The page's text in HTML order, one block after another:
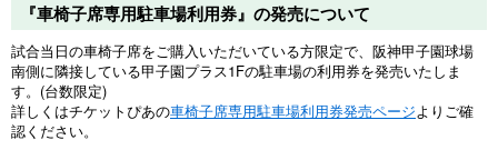
『車椅子席専用駐車場利用券』の発売について
試合当日の車椅子席をご購入いただいている方限定で、阪神甲子園球場
南側に隣接している甲子園プラス1Fの駐車場の利用券を発売いたしま
す。(台数限定)
詳しくはチケットぴあの車椅子席専用駐車場利用券発売ページよりご確
認ください。